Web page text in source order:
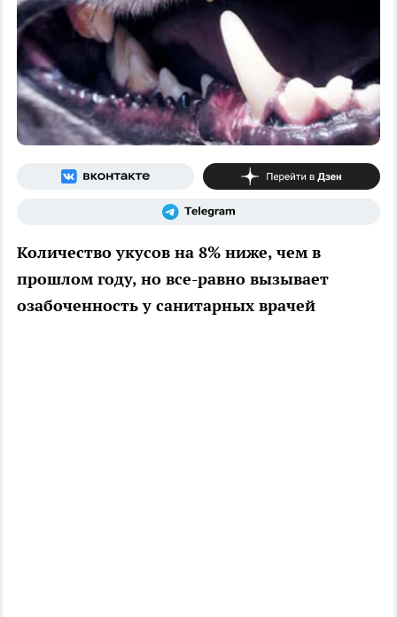
Количество укусов на 8% ниже, чем в
прошлом году, но все-равно вызывает
озабоченность у санитарных врачей